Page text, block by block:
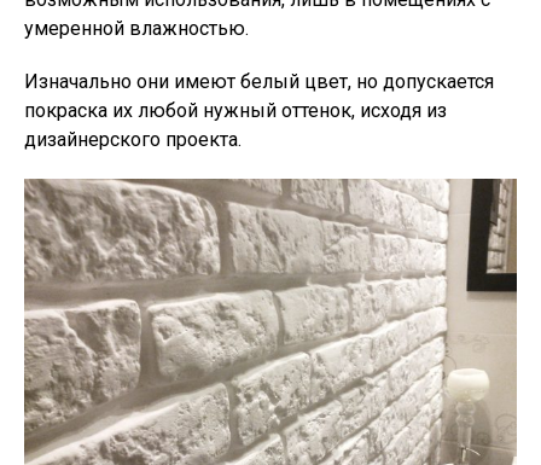
умеренной влажностью.
Изначально они имеют белый цвет, но допускается
покраска их любой нужный оттенок, исходя из
дизайнерского проекта.